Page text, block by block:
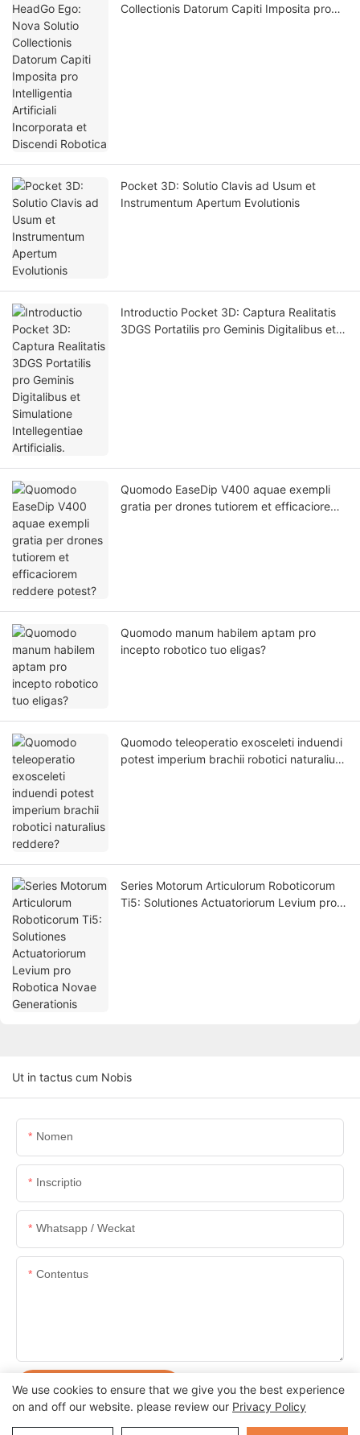
Collectionis Datorum Capiti Imposita pro
Pocket 3D: Solutio Clavis ad Usum et
Instrumentum Apertum Evolutionis
Introductio Pocket 3D: Captura Realitatis
3DGS Portatilis pro Geminis Digitalibus et
Quomodo EaseDip V400 aquae exempli
gratia per drones tutiorem et efficaciorem
Quomodo manum habilem aptam pro
incepto robotico tuo eligas?
Quomodo teleoperatio exosceleti induendi
potest imperium brachii robotici naturalius
Series Motorum Articulorum Roboticorum
Ti5: Solutiones Actuatoriorum Levium pro
Ut in tactus cum Nobis
Nomen
Inscriptio
Whatsapp / Weckat
Contentus
POSUERE AUTEM MISIT
We use cookies to ensure that we give you the best experience
on and off our website. please review our Privacy Policy